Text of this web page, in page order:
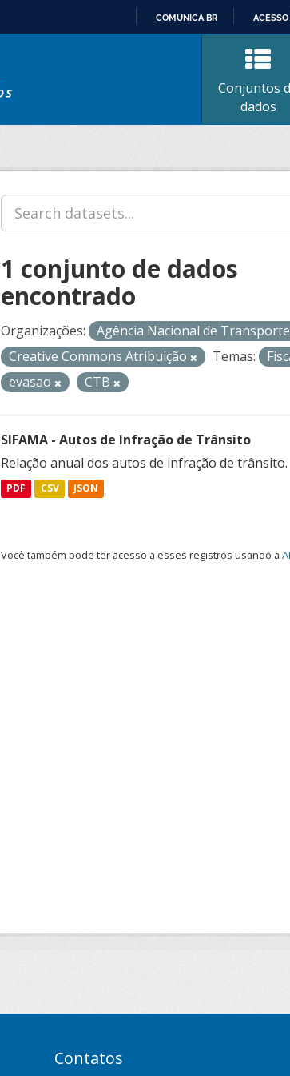
CONTEÚDO
COMUNICA BR
Conjuntos
dados
1 conjunto de dados
encontrado
Organizações: Agência Nacional de
Creative Commons Atribuição
Temas:
evasao
CTB
SIFAMA - Autos de Infração de Trânsito
Relação anual dos autos de infração de trânsito.
PDF CSV JSON
Você também pode ter acesso a esses registros usando a
Contatos